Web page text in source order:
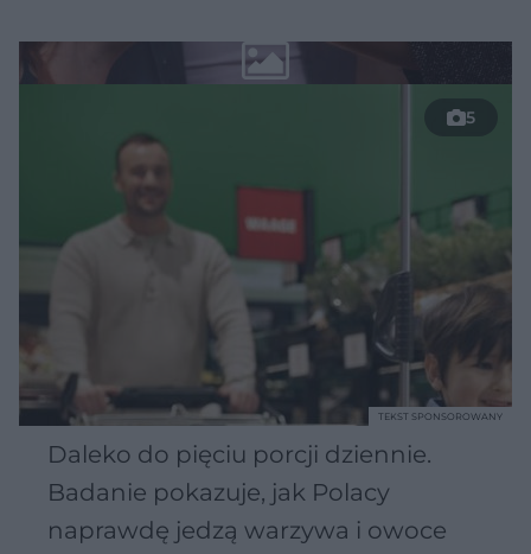
5
Daleko do pięciu porcji dziennie.
Badanie pokazuje, jak Polacy
naprawdę jedzą warzywa i owoce
TEKST SPONSOROWANY